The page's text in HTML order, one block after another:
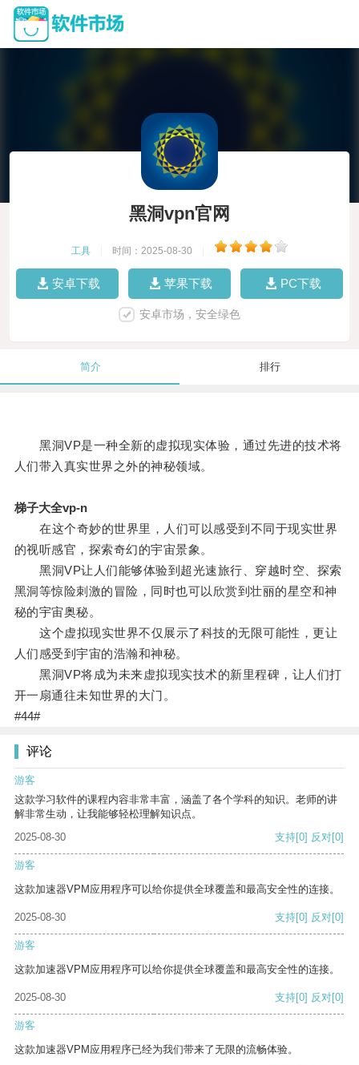
黑洞vpn官网
工具 时间：2025-08-30
安卓下载 苹果下载 PC下载
安卓市场，安全绿色
简介 排行
黑洞VP是一种全新的虚拟现实体验，通过先进的技术将
人们带入真实世界之外的神秘领域。
梯子大全vp-n
在这个奇妙的世界里，人们可以感受到不同于现实世界
的视听感官，探索奇幻的宇宙景象。
黑洞VP让人们能够体验到超光速旅行、穿越时空、探索
黑洞等惊险刺激的冒险，同时也可以欣赏到壮丽的星空和神
秘的宇宙奥秘。
这个虚拟现实世界不仅展示了科技的无限可能性，更让
人们感受到宇宙的浩瀚和神秘。
黑洞VP将成为未来虚拟现实技术的新里程碑，让人们打
开一扇通往未知世界的大门。
#44#
评论
游客
这款学习软件的课程内容非常丰富，涵盖了各个学科的知识。老师的讲
解非常生动，让我能够轻松理解知识点。
2025-08-30
支持[0] 反对[0]
游客
这款加速器VPM应用程序可以给你提供全球覆盖和最高安全性的连接。
2025-08-30 支持[0] 反对[0]
游客
这款加速器VPM应用程序可以给你提供全球覆盖和最高安全性的连接。
2025-08-30 支持[0] 反对[0]
游客
这款加速器VPM应用程序已经为我们带来了无限的流畅体验。